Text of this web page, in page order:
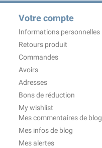
Votre compte
Informations personnelles
Retours produit
Commandes
Avoirs
Adresses
Bons de réduction
My wishlist
Mes commentaires de blog
Mes infos de blog
Mes alertes